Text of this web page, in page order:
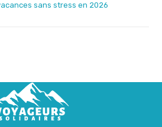
sans stress en 2026